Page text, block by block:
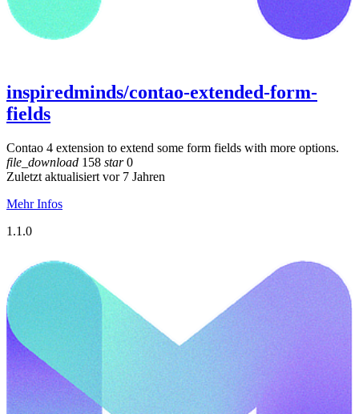
inspiredminds/contao-extended-form-
fields
Contao 4 extension to extend some form fields with more options.
file_download 158 star0
Zuletzt aktualisiert vor 7 Jahren
Mehr Infos
1.1.0